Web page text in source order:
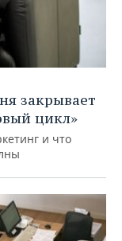
закрывает
цикл»
и что